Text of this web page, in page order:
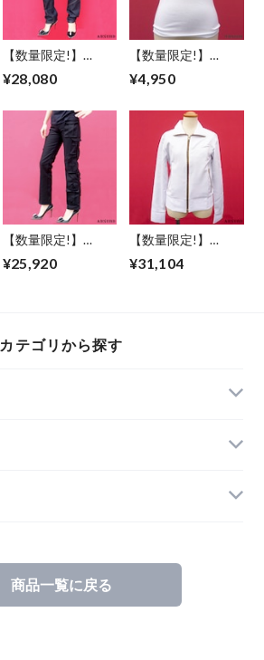
【数量限定!】
ABSURD デニム ロ
ング パンツ カーキ
ブサード APHEX
¥28,080
【数量限定!】
ABSURD キャミソ
ール ノースリーブ
白 アブサード ロゴ
LOGOCAMI（W）
¥4,950
【数量限定!】
ABSURD ストレー
トパンツ カーゴポ
¥25,920
【数量限定!】
ABSURD ブルゾン
ホワイト 竹 柄 レデ
¥31,104
カテゴリから探す
商品一覧に戻る